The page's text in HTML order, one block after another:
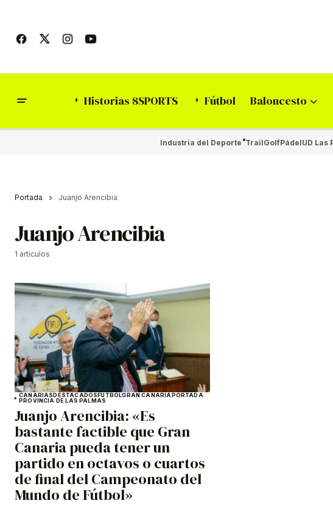
Historias 8SPORTS Fútbol Baloncesto
Industria del Deporte TrailGolfPádelUD Las
Portada Juanjo Arencibia
Juanjo Arencibia
1 artículos
CANARIASDESTACADOSFÚTBOLGRAN CANARIAPORTADA
PROVINCIA DE LAS PALMAS
Juanjo Arencibia: «Es
bastante factible que Gran
Canaria pueda tener un
partido en octavos o cuartos
de final del Campeonato del
Mundo de Fútbol»